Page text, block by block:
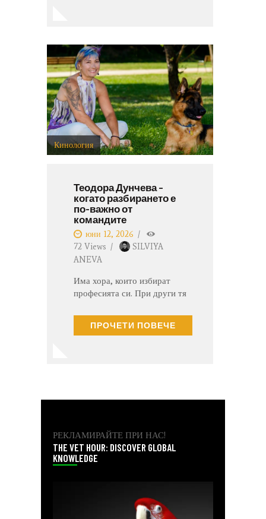
юни 2026 г. Изложбата се
проведе на…
Кинология
Теодора Дунчева –
когато разбирането е
по-важно от
командите
юни 12, 2026
72 Views
SILVIYA
ANEVA
Има хора, които избират
професията си. При други тя
продължение на живота им.
За нея работата с кучета е
ПРОЧЕТИ ПОВЕЧЕ
РЕКЛАМИРАЙТЕ ПРИ НАС!
THE VET HOUR: DISCOVER GLOBAL
KNOWLEDGE